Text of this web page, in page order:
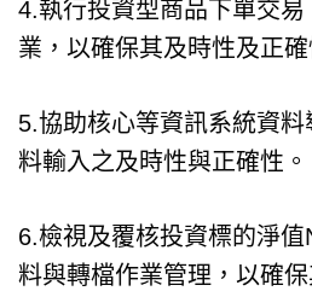
4.執行投資型商品下單交
業，以確保其及時性及正確
5.協助核心等資訊系統資
料輸入之及時性與正確性。
6.檢視及覆核投資標的淨
料與轉檔作業管理，以確